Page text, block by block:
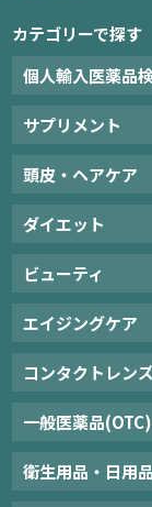
カテゴリーで探す
個人輸入医薬品
サプリメント
頭皮・ヘアケア
ダイエット
ビューティ
エイジングケア
コンタクトレン
一般医薬品(OTC)
衛生用品・日用品